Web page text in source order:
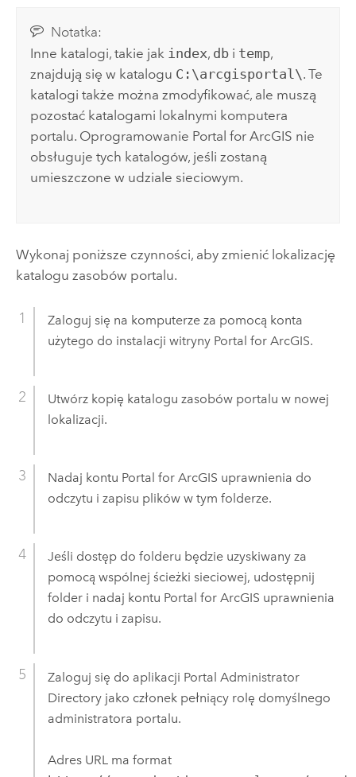
Notatka:
Inne katalogi, takie jak index, db i temp,
znajdują się w katalogu C:\arcgisportal\. Te
katalogi także można zmodyfikować, ale muszą
pozostać katalogami lokalnymi komputera
portalu. Oprogramowanie Portal for ArcGIS nie
obsługuje tych katalogów, jeśli zostaną
umieszczone w udziale sieciowym.
Wykonaj poniższe czynności, aby zmienić lokalizację
katalogu zasobów portalu.
Zaloguj się na komputerze za pomocą konta
użytego do instalacji witryny Portal for ArcGIS.
Utwórz kopię katalogu zasobów portalu w nowej
lokalizacji.
Nadaj kontu Portal for ArcGIS uprawnienia do
odczytu i zapisu plików w tym folderze.
Jeśli dostęp do folderu będzie uzyskiwany za
pomocą wspólnej ścieżki sieciowej, udostępnij
folder i nadaj kontu Portal for ArcGIS uprawnienia
do odczytu i zapisu.
Zaloguj się do aplikacji Portal Administrator
Directory jako członek pełniący rolę domyślnego
administratora portalu.
Adres URL ma format